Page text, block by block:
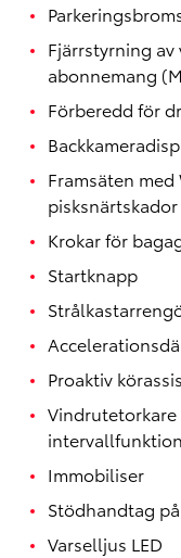
Fjärrstyrning
abonnemang
Förberedd för
Framsäten
Krokar för
Startknapp
Proaktiv
Vindrutetorkare
intervallfunktion
Immobiliser
Stödhandtag
Varselljus LED